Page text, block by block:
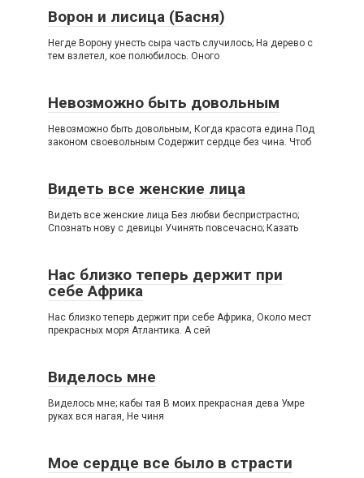
Ворон и лисица (Басня)
Негде Ворону унесть сыра часть случилось; На дерево с
тем взлетел, кое полюбилось. Оного
Невозможно быть довольным
Невозможно быть довольным, Когда красота едина Под
законом своевольным Содержит сердце без чина. Чтоб
Видеть все женские лица
Видеть все женские лица Без любви беспристрастно;
Спознать нову с девицы Учинять повсечасно; Казать
Нас близко теперь держит при
себе Африка
Нас близко теперь держит при себе Африка, Около мест
прекрасных моря Атлантика. А сей
Виделось мне
Виделось мне; кабы тая В моих прекрасная дева Умре
руках вся нагая, Не чиня
Мое сердце все было в страсти